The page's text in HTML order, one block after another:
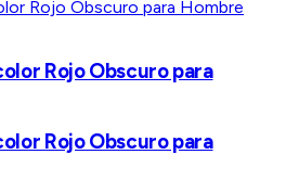
Rojo Obscuro para
Rojo Obscuro para